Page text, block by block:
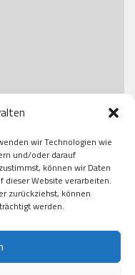
wir Technologien wie
und/oder darauf
können wir Daten
dieser Website verarbeiten.
zurückziehst, können
werden.